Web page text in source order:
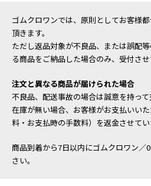
ゴムクロワンでは、原則としてお客様
頂きます。
ただし返品対象が不良品、または誤配
る商品をご納品した場合のみ、受付させ
注文と異なる商品が届けられた場合
不良品、配送事故の場合は誠意を持って
在庫が無い場合、お客様がお支払いい
料・お支払時の手数料）を返金させてい
商品到着から7日以内にゴムクロワン／
さい。